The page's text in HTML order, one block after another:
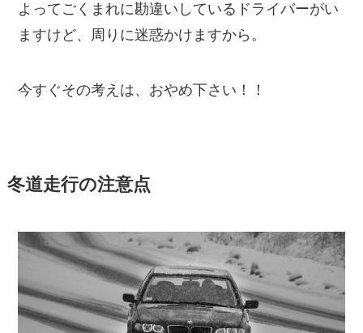
よってごくまれに勘違いしているドライバーがい
ますけど、周りに迷惑かけますから。
今すぐその考えは、おやめ下さい！！
冬道走行の注意点